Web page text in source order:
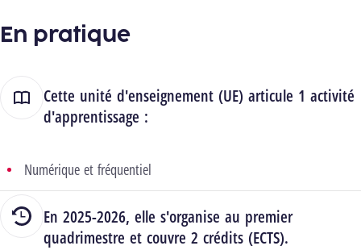
En pratique
Cette unité d'enseignement (UE) articule 1 activité
d'apprentissage :
Numérique et fréquentiel
En 2025-2026, elle s'organise au premier
quadrimestre et couvre 2 crédits (ECTS).